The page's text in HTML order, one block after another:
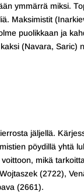
ymmärrä miksi.
Maksimistit
puolikkaan ja
(Navara, Saric)
jäljellä.
pöydillä yhtä
mikä
(2722),
(2661).